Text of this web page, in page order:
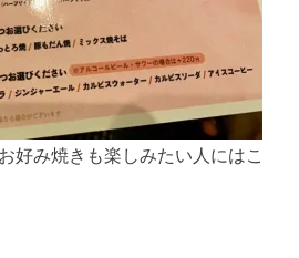
好み焼きも楽しみたい人にはこ